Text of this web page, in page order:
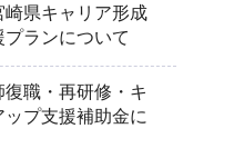
崎県キャリア形成
プランについて
復職・再研修・キ
ップ支援補助金に